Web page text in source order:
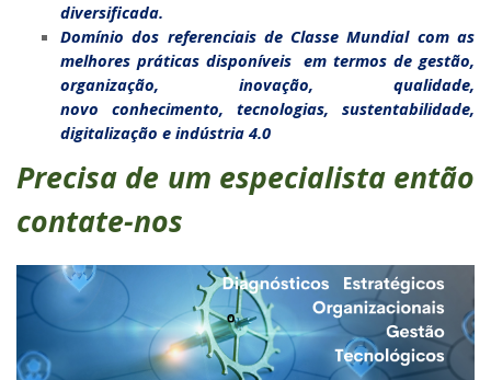
diversificada.
Domínio dos referenciais de Classe Mundial com as
melhores práticas disponíveis em termos de gestão,
organização, inovação, qualidade,
novo conhecimento, tecnologias, sustentabilidade,
digitalização e indústria 4.0
Precisa de um especialista então
contate-nos